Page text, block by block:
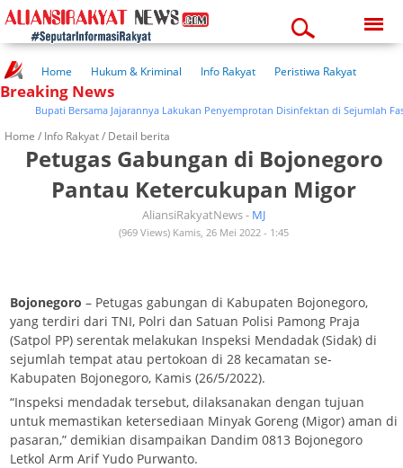
03:46:56 pm
Home Hukum & Kriminal Info Rakyat
Peristiwa Rakyat
Kuliner Rakyat
Wisata Rakyat
Pendidikan
Kesehatan
Breaking News
Bupati Bersama Jajarannya Lakukan Penyemprotan Disinfektan di Sejumlah
Home / Info Rakyat/ Detail berita
Petugas Gabungan di Bojonegoro
Pantau Ketercukupan Migor
AliansiRakyatNews - MJ
(969 Views) Kamis, 26 Mei 2022 - 1:45
Bojonegoro – Petugas gabungan di Kabupaten Bojonegoro,
yang terdiri dari TNI, Polri dan Satuan Polisi Pamong Praja
(Satpol PP) serentak melakukan Inspeksi Mendadak (Sidak) di
sejumlah tempat atau pertokoan di 28 kecamatan se-
Kabupaten Bojonegoro, Kamis (26/5/2022).
“Inspeksi mendadak tersebut, dilaksanakan dengan tujuan
untuk memastikan ketersediaan Minyak Goreng (Migor) aman di
pasaran,” demikian disampaikan Dandim 0813 Bojonegoro
Letkol Arm Arif Yudo Purwanto.